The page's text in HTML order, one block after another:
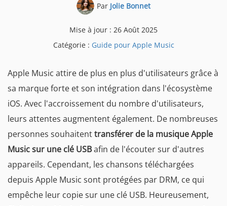
Par Jolie Bonnet
Mise à jour : 26 Août 2025
Catégorie : Guide pour Apple Music
Apple Music attire de plus en plus d'utilisateurs grâce à
sa marque forte et son intégration dans l'écosystème
iOS. Avec l'accroissement du nombre d'utilisateurs,
leurs attentes augmentent également. De nombreuses
personnes souhaitenttransférer de la musique Apple
Music sur une clé USBafin de l'écouter sur d'autres
appareils. Cependant, les chansons téléchargées
depuis Apple Music sont protégées par DRM, ce qui
empêche leur copie sur une clé USB. Heureusement,